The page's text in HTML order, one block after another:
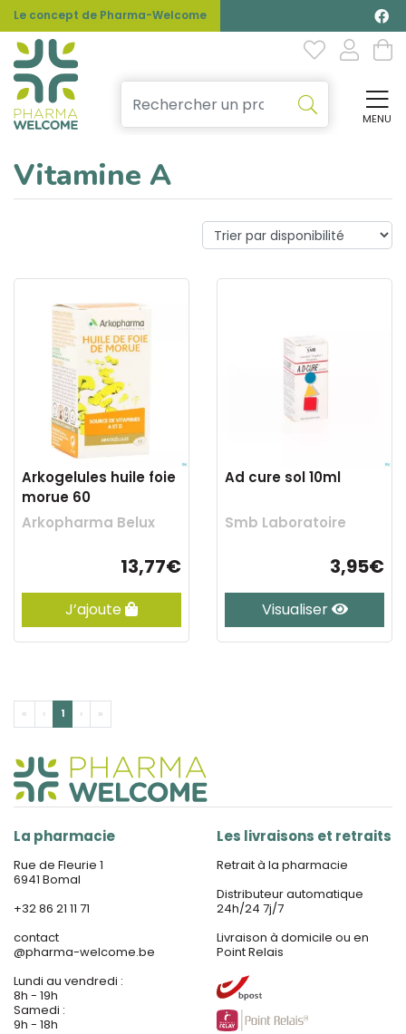
Le concept de Pharma-Welcome
MENU
Vitamine A
Arkogelules huile foie
morue 60
Arkopharma Belux
13,77€
J’ajoute
Ad cure sol 10ml
Smb Laboratoire
3,95€
Visualiser
« ‹ 1 › »
La pharmacie
Rue de Fleurie 1
6941 Bomal
+32 86 21 11 71
contact
@pharma-welcome.be
Lundi au vendredi :
8h - 19h
Samedi :
9h - 18h
Les livraisons et retraits
Retrait à la pharmacie
Distributeur automatique
24h/24 7j/7
Livraison à domicile ou en
Point Relais